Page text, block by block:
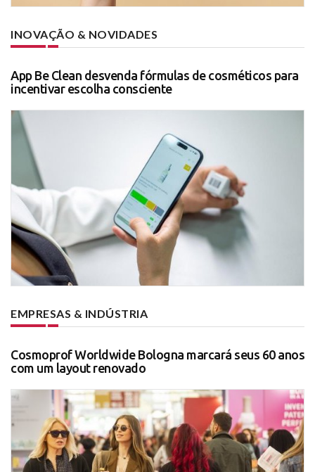
INOVAÇÃO & NOVIDADES
App Be Clean desvenda fórmulas de cosméticos para
incentivar escolha consciente
EMPRESAS & INDÚSTRIA
Cosmoprof Worldwide Bologna marcará seus 60 anos
com um layout renovado